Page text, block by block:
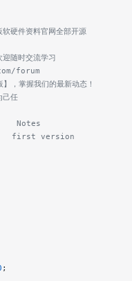
硬件资料官网全部开源
随时交流学习
forum
掌握我们的最新动态！
己任
Notes
first version
;